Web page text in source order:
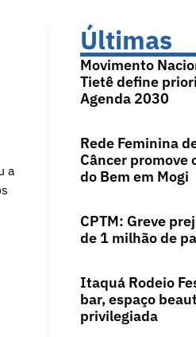
a
Últimas
Movimento
Tietê define
Agenda 2030
Rede Feminina
Câncer promove
do Bem em Mogi
CPTM: Greve
de 1 milhão de
Itaquá Rodeio
bar, espaço
privilegiada